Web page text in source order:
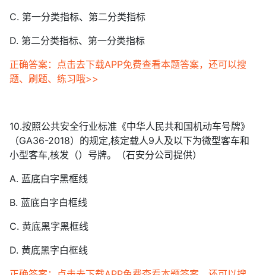
C. 第一分类指标、第二分类指标
D. 第二分类指标、第一分类指标
正确答案：点击去下载APP免费查看本题答案，还可以搜
题、刷题、练习哦>>
10.按照公共安全行业标准《中华人民共和国机动车号牌》
（GA36-2018）的规定,核定载人9人及以下为微型客车和
小型客车,核发（）号牌。（石安分公司提供）
A. 蓝底白字黑框线
B. 蓝底白字白框线
C. 黄底黑字黑框线
D. 黄底黑字白框线